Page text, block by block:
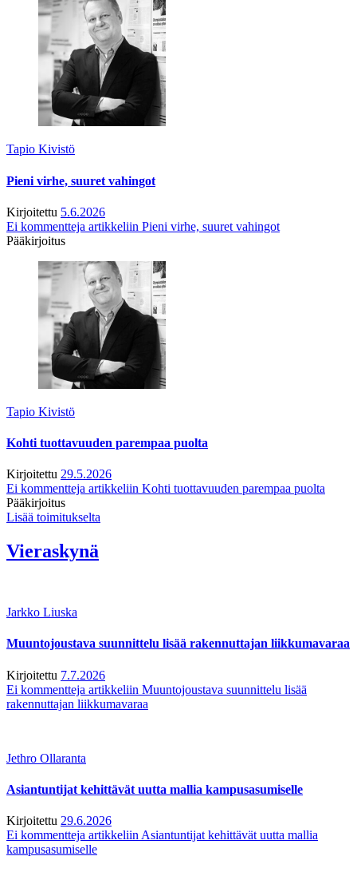
Tapio Kivistö
Pieni virhe, suuret vahingot
Kirjoitettu 5.6.2026
Ei kommentteja artikkeliin Pieni virhe, suuret vahingot
Pääkirjoitus
Tapio Kivistö
Kohti tuottavuuden parempaa puolta
Kirjoitettu 29.5.2026
Ei kommentteja artikkeliin Kohti tuottavuuden parempaa puolta
Pääkirjoitus
Lisää toimitukselta
Vieraskynä
Jarkko Liuska
Muuntojoustava suunnittelu lisää rakennuttajan liikkumavaraa
Kirjoitettu 7.7.2026
Ei kommentteja artikkeliin Muuntojoustava suunnittelu lisää
rakennuttajan liikkumavaraa
Jethro Ollaranta
Asiantuntijat kehittävät uutta mallia kampusasumiselle
Kirjoitettu 29.6.2026
Ei kommentteja artikkeliin Asiantuntijat kehittävät uutta mallia
kampusasumiselle